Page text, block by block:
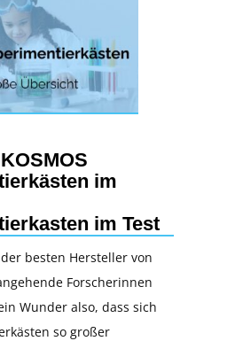
im
im Test
besten Hersteller von
Forscherinnen
Wunder also, dass sich
so großer